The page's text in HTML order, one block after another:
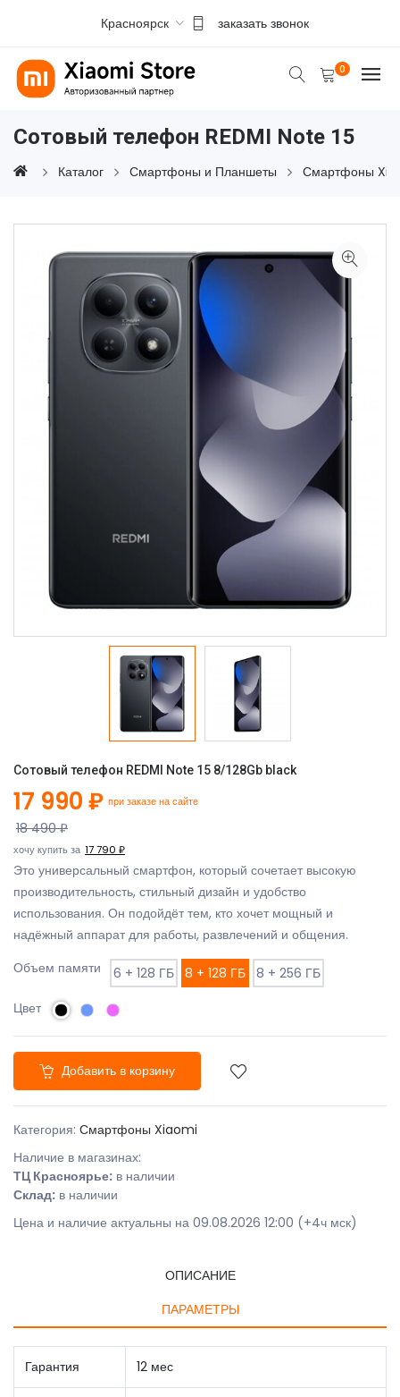
Красноярск заказать звонок
0
Сотовый телефон REDMI Note 15
Каталог Смартфоны и Планшеты Смартфоны
Сотовый телефон REDMI Note 15 8/128Gb black
17 990 ₽ при заказе на сайте
18 490 ₽
хочу купить за 17 790 ₽
Это универсальный смартфон, который сочетает высокую
производительность, стильный дизайн и удобство
использования. Он подойдёт тем, кто хочет мощный и
надёжный аппарат для работы, развлечений и общения.
Объем памяти
6 + 128 ГБ 8 + 128 ГБ 8 + 256 ГБ
Цвет
Добавить в корзину
Категория: Смартфоны Xiaomi
Наличие в магазинах:
ТЦ Красноярье: в наличии
Склад: в наличии
Цена и наличие актуальны на 09.08.2026 12:00 (+4ч мск)
ОПИСАНИЕ
ПАРАМЕТРЫ
Гарантия 12 мес